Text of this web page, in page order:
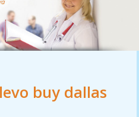
buy dallas